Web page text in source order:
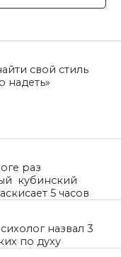
свой стиль
надеть»
раз
кубинский
5 часов
назвал 3
по духу